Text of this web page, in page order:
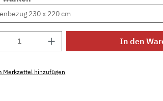
Anzahl: Gib den In den
Merkzettel hinzufügen